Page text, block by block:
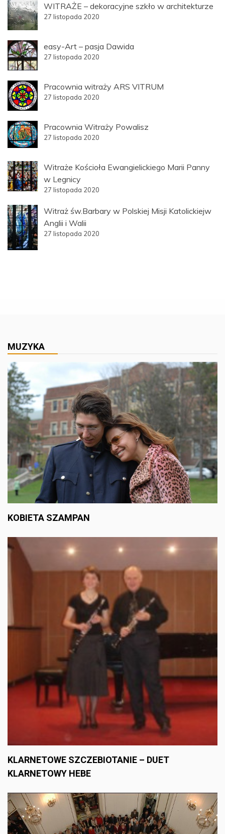
WITRAŻE – dekoracyjne szkło w architekturze
27 listopada 2020
easy-Art – pasja Dawida
27 listopada 2020
Pracownia witraży ARS VITRUM
27 listopada 2020
Pracownia Witraży Powalisz
27 listopada 2020
Witraże Kościoła Ewangielickiego Marii Panny
w Legnicy
27 listopada 2020
Witraż św.Barbary w Polskiej Misji Katolickiejw
Anglii i Walii
27 listopada 2020
MUZYKA
KOBIETA SZAMPAN
KLARNETOWE SZCZEBIOTANIE – DUET
KLARNETOWY HEBE